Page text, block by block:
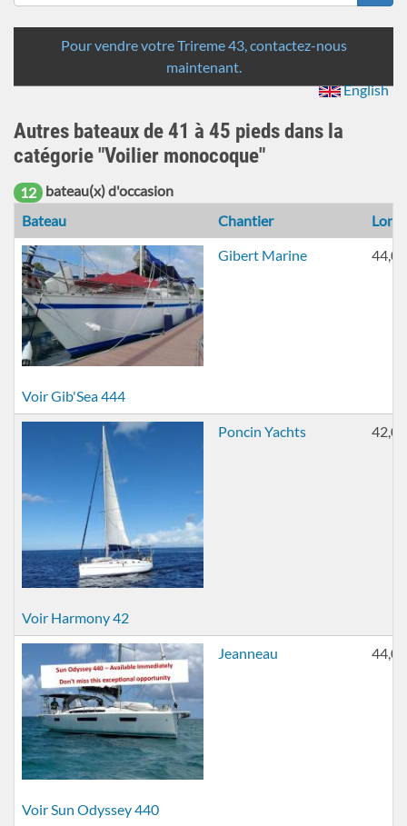
de
recherchePour vendre votre Trireme 43, contactez-nous
maintenant.
English
Autres bateaux de 41 à 45 pieds dans la
catégorie "Voilier monocoque"
12 bateau(x) d'occasion
Bateau
Chantier
Voir Gib'Sea 444
Gibert Marine
Voir Harmony 42
Poncin Yachts
Voir Sun Odyssey 440
Jeanneau